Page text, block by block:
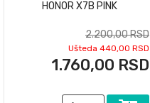
HONOR X7B PINK
2.200,00 RSD
Ušteda 440,00 RSD
1.760,00 RSD